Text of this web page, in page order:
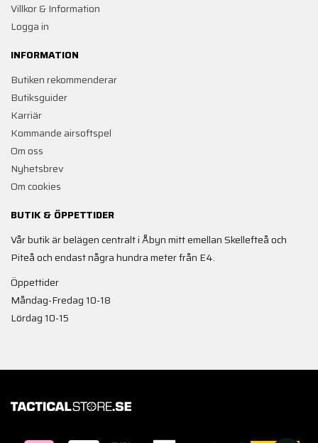
Villkor & Information
Logga in
INFORMATION
Butiken rekommenderar
Butiksguider
Karriär
Kommande airsoftspel
Om oss
Nyhetsbrev
Om cookies
BUTIK & ÖPPETTIDER
Vår butik är belägen centralt i Åbyn mitt emellan Skellefteå och
Piteå och endast några hundra meter från E4.
Öppettider
Måndag-Fredag 10-18
Lördag 10-15